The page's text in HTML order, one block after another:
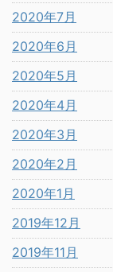
2020年7月
2020年6月
2020年5月
2020年4月
2020年3月
2020年2月
2020年1月
2019年12月
2019年11月